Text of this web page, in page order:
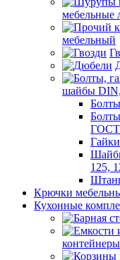
мебельные
мебельный
шайбы
125,
Крючки
Кухонные